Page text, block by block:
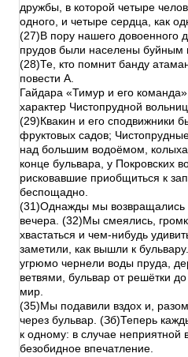
дружбы, в которой четыре
одного, и четыре сердца, как
(27)В пору нашего довоенного
прудов были населены
(28)Те, кто помнит банду
повести А.
Гайдара «Тимур и его
характер Чистопрудной
(29)Квакин и его сподвижники
фруктовых садов;
над большим водоёмом,
конце бульвара, у Покровских
рисковавшие приобщиться к
беспощадно.
(31)Однажды мы возвращались
вечера. (32)Мы смеялись,
хвастаться и чем-нибудь
заметили, как вышли к
угрюмо чернели воды пруда,
ветвями, бульвар от решётки
мир.
(35)Мы подавили вздох и,
через бульвар. (Зб)Теперь
к одному: в случае неприятной
безобидное впечатление.